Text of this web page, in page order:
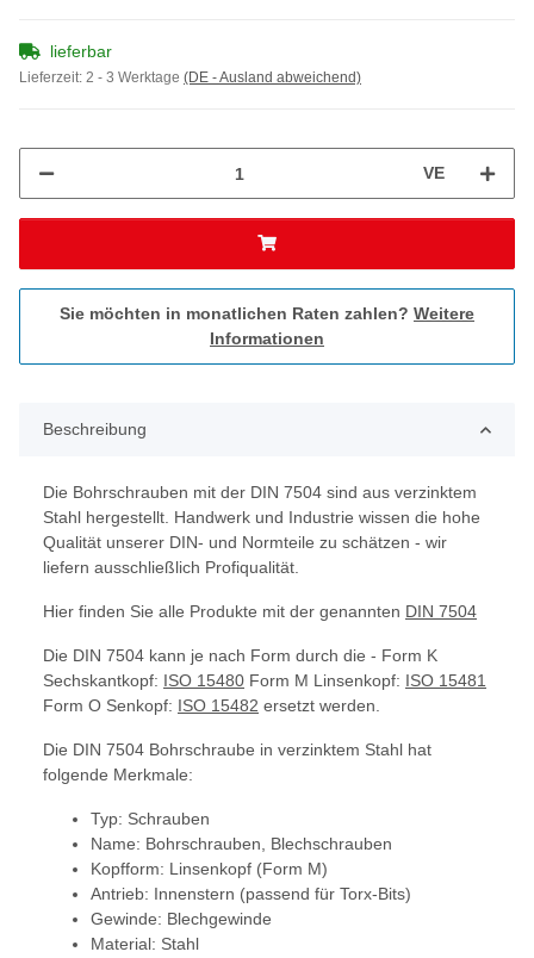
lieferbar
Lieferzeit: 2 - 3 Werktage (DE - Ausland abweichend)
VE
Sie möchten in monatlichen Raten zahlen? Weitere
Informationen
Beschreibung
Die Bohrschrauben mit der DIN 7504 sind aus verzinktem
Stahl hergestellt. Handwerk und Industrie wissen die hohe
Qualität unserer DIN- und Normteile zu schätzen - wir
liefern ausschließlich Profiqualität.
Hier finden Sie alle Produkte mit der genannten DIN 7504
Die DIN 7504 kann je nach Form durch die - Form K
Sechskantkopf: ISO 15480 Form M Linsenkopf: ISO 15481
Form O Senkopf: ISO 15482 ersetzt werden.
Die DIN 7504 Bohrschraube in verzinktem Stahl hat
folgende Merkmale:
Typ: Schrauben
Name: Bohrschrauben, Blechschrauben
Kopfform: Linsenkopf (Form M)
Antrieb: Innenstern (passend für Torx-Bits)
Gewinde: Blechgewinde
Material: Stahl